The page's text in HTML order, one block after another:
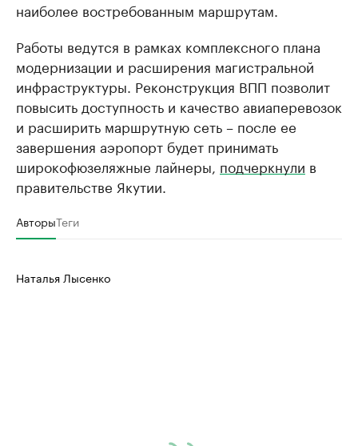
наиболее востребованным маршрутам.
Работы ведутся в рамках комплексного плана
модернизации и расширения магистральной
инфраструктуры. Реконструкция ВПП позволит
повысить доступность и качество авиаперевозок
и расширить маршрутную сеть – после ее
завершения аэропорт будет принимать
широкофюзеляжные лайнеры, подчеркнули в
правительстве Якутии.
АвторыТеги
Наталья Лысенко